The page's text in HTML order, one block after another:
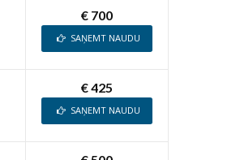
€ 700
SAŅEMT NAUDU
€ 425
SAŅEMT NAUDU